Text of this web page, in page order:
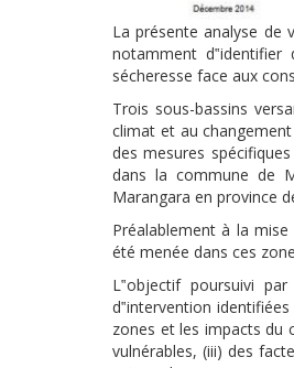
La présente analyse de
notamment
sécheresse face aux
Trois sous-bassins
climat et au
des mesures
dans la commune de
Marangara en province
Préalablement à la
été menée dans ces
L‟objectif poursuivi
d‟intervention
zones et les impacts du
vulnérables, (iii) des